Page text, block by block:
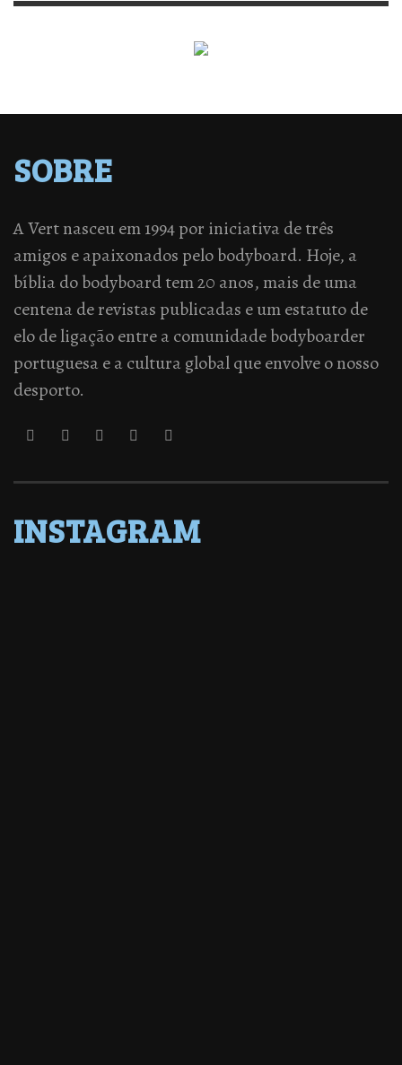
SOBRE
A Vert nasceu em 1994 por iniciativa de três
amigos e apaixonados pelo bodyboard. Hoje, a
bíblia do bodyboard tem 20 anos, mais de uma
centena de revistas publicadas e um estatuto de
elo de ligação entre a comunidade bodyboarder
portuguesa e a cultura global que envolve o nosso
desporto.
INSTAGRAM